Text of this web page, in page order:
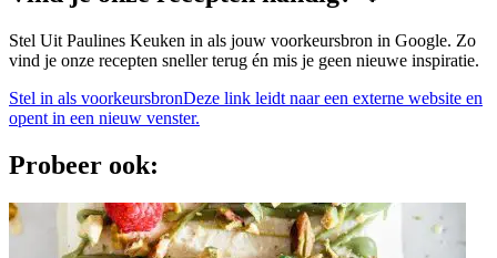
Stel Uit Paulines Keuken in als jouw voorkeursbron in Google. Zo
vind je onze recepten sneller terug én mis je geen nieuwe inspiratie.
Stel in als voorkeursbronDeze link leidt naar een externe website en
opent in een nieuw venster.
Probeer ook: